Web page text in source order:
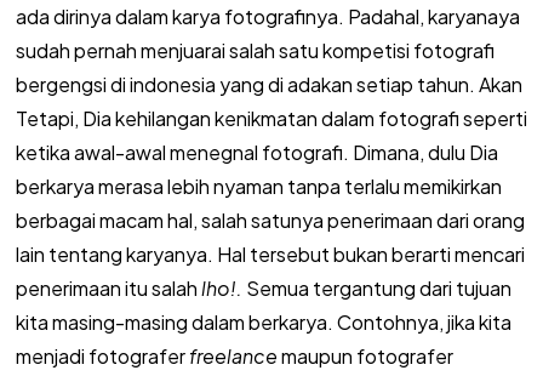
ada dirinya dalam karya fotografinya. Padahal, karyanaya
sudah pernah menjuarai salah satu kompetisi fotografi
bergengsi di indonesia yang di adakan setiap tahun. Akan
Tetapi, Dia kehilangan kenikmatan dalam fotografi seperti
ketika awal-awal menegnal fotografi. Dimana, dulu Dia
berkarya merasa lebih nyaman tanpa terlalu memikirkan
berbagai macam hal, salah satunya penerimaan dari orang
lain tentang karyanya. Hal tersebut bukan berarti mencari
penerimaan itu salahlho!. Semua tergantung dari tujuan
kita masing-masing dalam berkarya. Contohnya, jika kita
menjadi fotograferfreelancemaupun fotografer